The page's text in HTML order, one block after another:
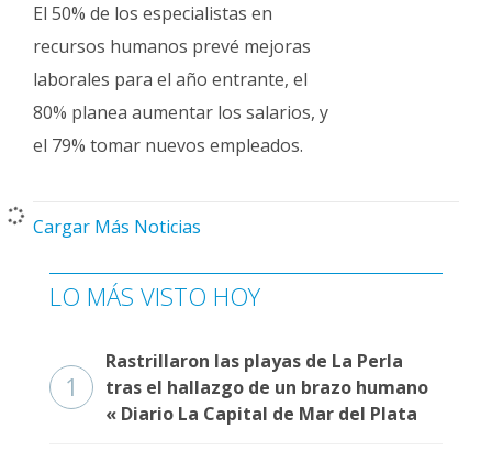
El 50% de los especialistas en
recursos humanos prevé mejoras
laborales para el año entrante, el
80% planea aumentar los salarios, y
el 79% tomar nuevos empleados.
Cargar Más Noticias
LO MÁS VISTO HOY
1
Rastrillaron las playas de La Perla
tras el hallazgo de un brazo humano
« Diario La Capital de Mar del Plata